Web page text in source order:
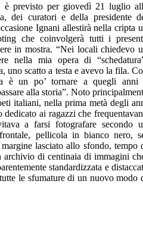
è previsto per giovedì 21 luglio
dei curatori e della presidente
Ignani allestirà nella cripta
che coinvolgerà tutti i
in mostra. “Nei locali chiedevo
nella mia opera di
uno scatto a testa e avevo la fila.
è un po’ tornare a quegli anni
alla storia”. Noto
italiani, nella prima metà degli
ai ragazzi che
a farsi fotografare secondo
pellicola in bianco nero,
lasciato allo sfondo, tempo
archivio di centinaia di immagini
standardizzata e
le sfumature di un nuovo modo